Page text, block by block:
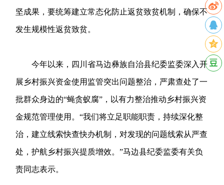
坚成果，要统筹建立常态化防止返贫致贫机制，确保不
发生规模性返贫致贫。
今年以来，四川省马边彝族自治县纪委监委深入开
展乡村振兴资金使用监管突出问题整治，严肃查处了一
批群众身边的“蝇贪蚁腐”，以有力整治推动乡村振兴资
金规范管理使用。“我们将立足职能职责，持续深化整
治，建立线索快查快办机制，对发现的问题线索从严查
处，护航乡村振兴提质增效。”马边县纪委监委有关负
责同志表示。